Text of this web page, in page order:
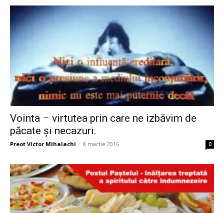
Vointa – virtutea prin care ne izbăvim de
păcate și necazuri.
Preot Victor Mihalachi - 8 martie 2016 0